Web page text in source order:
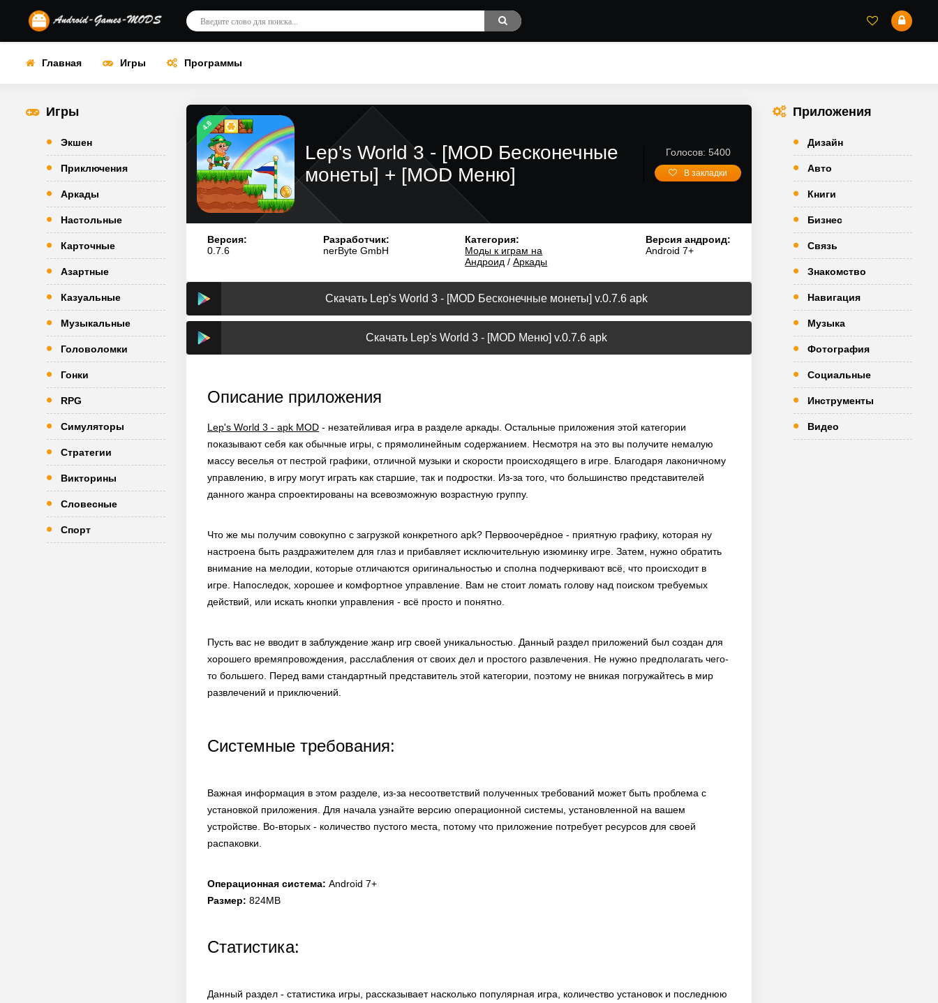
Главная Игры Программы
Игры
Экшен
Приключения
Аркады
Настольные
Карточные
Азартные
Казуальные
Музыкальные
Головоломки
Гонки
RPG
Симуляторы
Стратегии
Викторины
Словесные
Спорт
4.8
Lep's World 3 - [MOD Бесконечные
монеты] + [MOD Меню]
Голосов: 5400
В закладки
Версия:
0.7.6
Разработчик:
nerByte GmbH
Категория:
Моды к играм на
Андроид /Аркады
Версия андроид:
Android 7+
Скачать Lep's World 3 - [MOD Бесконечные монеты] v.0.7.6 apk
Скачать Lep's World 3 - [MOD Меню] v.0.7.6 apk
Описание приложения
Lep's World 3 - apk MOD - незатейливая игра в разделе аркады. Остальные приложения этой категории
показывают себя как обычные игры, с прямолинейным содержанием. Несмотря на это вы получите немалую
массу веселья от пестрой графики, отличной музыки и скорости происходящего в игре. Благодаря лаконичному
управлению, в игру могут играть как старшие, так и подростки. Из-за того, что большинство представителей
данного жанра спроектированы на всевозможную возрастную группу.
Что же мы получим совокупно с загрузкой конкретного apk? Первоочерёдное - приятную графику, которая ну
настроена быть раздражителем для глаз и прибавляет исключительную изюминку игре. Затем, нужно обратить
внимание на мелодии, которые отличаются оригинальностью и сполна подчеркивают всё, что происходит в
игре. Напоследок, хорошее и комфортное управление. Вам не стоит ломать голову над поиском требуемых
действий, или искать кнопки управления - всё просто и понятно.
Пусть вас не вводит в заблуждение жанр игр своей уникальностью. Данный раздел приложений был создан для
хорошего времяпровождения, расслабления от своих дел и простого развлечения. Не нужно предполагать чего-
то большего. Перед вами стандартный представитель этой категории, поэтому не вникая погружайтесь в мир
развлечений и приключений.
Системные требования:
Важная информация в этом разделе, из-за несоответствий полученных требований может быть проблема с
установкой приложения. Для начала узнайте версию операционной системы, установленной на вашем
устройстве. Во-вторых - количество пустого места, потому что приложение потребует ресурсов для своей
распаковки.
Операционная система: Android 7+
Размер: 824MB
Статистика:
Данный раздел - статистика игры, рассказывает насколько популярная игра, количество установок и последнюю
Приложения
Дизайн
Авто
Книги
Бизнес
Связь
Знакомство
Навигация
Музыка
Фотография
Социальные
Инструменты
Видео